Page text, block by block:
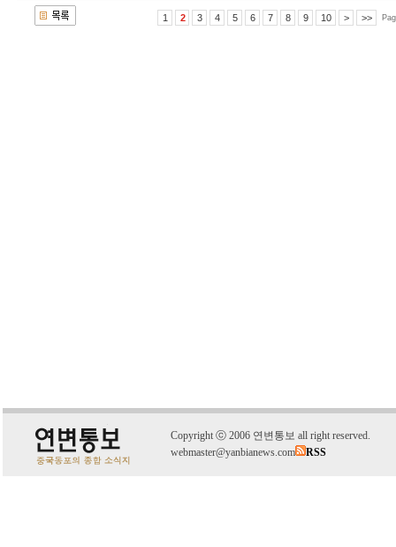
1 2 3 4 5 6 7 8 9 10 > >>
Copyright ⓒ 2006 연변통보 all right reserved.
webmaster@yanbianews.com
RSS